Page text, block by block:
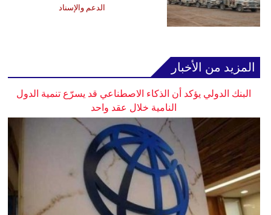
الدعم والإسناد
المزيد من الأخبار
البنك الدولي يؤكد أن الذكاء الاصطناعي قد يسرّع تنمية الدول
النامية خلال عقد واحد